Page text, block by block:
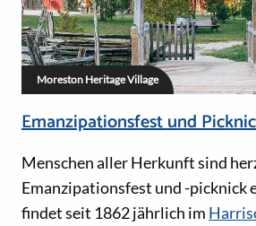
Moreston Heritage Village
Emanzipationsfest und
Menschen aller Herkunft sind
Emanzipationsfest und -picknick
findet seit 1862 jährlich im